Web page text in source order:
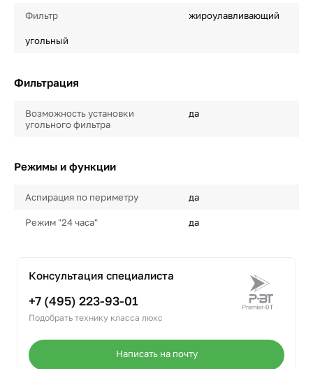
Фильтр жироулавливающий
угольный
Фильтрация
Возможность установки
угольного фильтра
да
Режимы и функции
Аспирация по периметру да
Режим "24 часа" да
Консультация специалиста
+7 (495) 223-93-01
Подобрать технику класса люкс
Написать на почту